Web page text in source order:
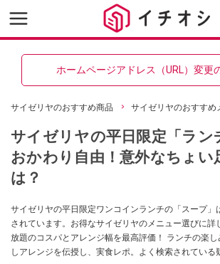
ホームページアドレス（URL）変更
サイゼリヤのおすすめ商品 サイゼリヤのおすすめ
サイゼリヤの平日限定「ラン
おかわり自由！意外なちょい
は？
サイゼリヤの平日限定ワンコインランチの「スープ」
されています。お得なサイゼリヤのメニュー選びに詳
放題のコスパとアレンジ幅を最高評価！ ランチの楽
しアレンジを伝授し、実食レポ。よく検索されている